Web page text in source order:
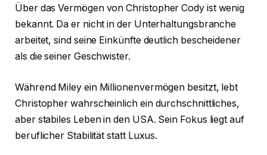
Über das Vermögen von Christopher Cody ist wenig
bekannt. Da er nicht in der Unterhaltungsbranche
arbeitet, sind seine Einkünfte deutlich bescheidener
als die seiner Geschwister.
Während Miley ein Millionenvermögen besitzt, lebt
Christopher wahrscheinlich ein durchschnittliches,
aber stabiles Leben in den USA. Sein Fokus liegt auf
beruflicher Stabilität statt Luxus.